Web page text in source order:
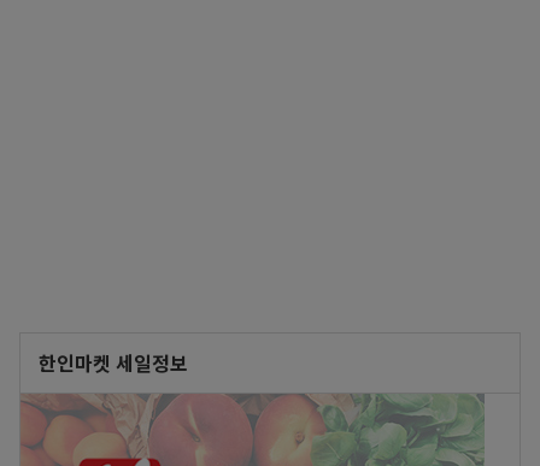
한인마켓 세일정보